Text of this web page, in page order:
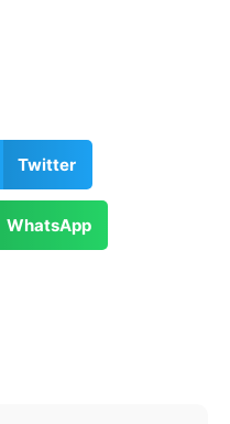
Twitter
WhatsApp